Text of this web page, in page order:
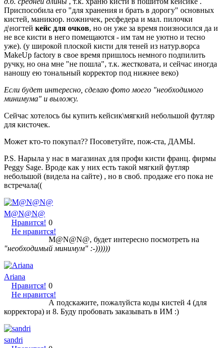
Приспособила его "для хранения и брать в дорогу" основных
кистей, маникюр. ножничек, ресфедера и мал. пилочки
д\ногтей кейс для очков, но он уже за время поизносился да и
не все кисти в него помещаются - им там не уютно и тесно
уже). (у широкой плоской кисти для теней из натур.ворса
MakeUp factory в свое время пришлось немного подпилить
ручку, но она мне "не пошла", т.к. жестковата, и сейчас иногда
наношу ею тональный корректор под нижнее веко)
Если будет интересно, сделаю фото моего "необходимого
минимума" и выложу.
Сейчас хотелось бы купить кейсик\мягкий небольшой футляр
для кисточек.
Может кто-то покупал?? Посоветуйте, пож-ста, ДАМЫ.
P.S. Нарыла у нас в магазинах для профи кисти франц. фирмы
Peggy Sage. Вроде как у них есть такой мягкий футляр
небольшой (видела на сайте) , но в своб. продаже его пока не
встречала((
M@N@N@
Нравится!
Не нравится!
0
M@N@N@, будет интересно посмотреть на
"необходимый минимум" :-))))))
Ariana
Нравится!
Не нравится!
0
А подскажите, пожалуйста коды кистей 4 (для
корректора) и 8. Буду пробовать заказывать в ИМ :)
sandri